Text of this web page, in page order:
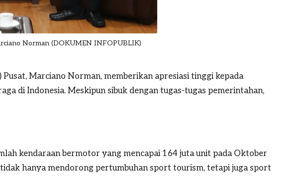
Norman (DOKUMEN INFOPUBLIK)
Pusat, Marciano Norman, memberikan apresiasi tinggi kepada
di Indonesia. Meskipun sibuk dengan tugas-tugas pemerintahan,
kendaraan bermotor yang mencapai 164 juta unit pada Oktober
hanya mendorong pertumbuhan sport tourism, tetapi juga sport